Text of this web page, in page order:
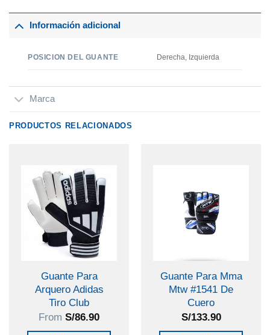
Información adicional
POSICION DEL GUANTE Derecha, Izquierda
Marca
PRODUCTOS RELACIONADOS
Guante Para
Arquero Adidas
Tiro Club
From S/86.90
Guante Para Mma
Mtw #1541 De
Cuero
S/133.90